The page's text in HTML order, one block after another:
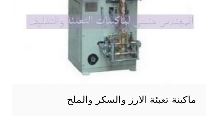
ماكينة تعبئة الارز والسكر والملح